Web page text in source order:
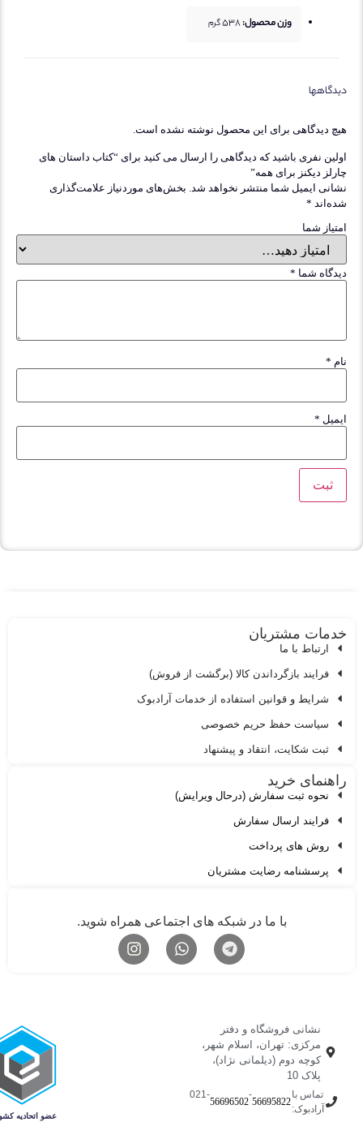
وزن محصول:538گرم
دیدگاهها
هیچ دیدگاهی برای این محصول نوشته نشده است.
اولین نفری باشید که دیدگاهی را ارسال می کنید برای “کتاب داستان های
چارلز دیکنز برای همه”
نشانی ایمیل شما منتشر نخواهد شد. بخش‌های موردنیاز علامت‌گذاری
شده‌اند*
امتیاز شما
دیدگاه شما*
*
ایمیل*
خدمات مشتریان
ارتباط با ما
فرایند بازگرداندن کالا (برگشت از فروش)
شرایط و قوانین استفاده از خدمات آرادبوک
سیاست حفظ حریم خصوصی
ثبت شکایت، انتقاد و پیشنهاد
راهنمای خرید
نحوه ثبت سفارش (درحال ویرایش)
فرایند ارسال سفارش
روش های پرداخت
پرسشنامه رضایت مشتریان
با ما در شبکه های اجتماعی همراه شوید.
نشانی فروشگاه و دفتر
مرکزی: تهران، اسلام شهر،
کوچه دوم (دیلمانی نژاد)،
پلاک 10
تماس با
آرادبوک:
56695822
56696502